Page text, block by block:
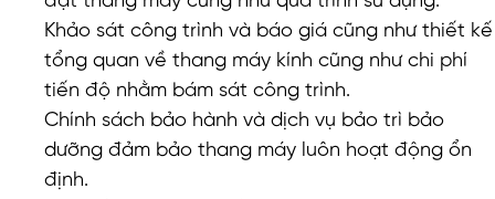
Khảo sát công trình và báo giá cũng như thiết kế
tổng quan về thang máy kính cũng như chi phí
tiến độ nhằm bám sát công trình.
Chính sách bảo hành và dịch vụ bảo trì bảo
dưỡng đảm bảo thang máy luôn hoạt động ổn
định.